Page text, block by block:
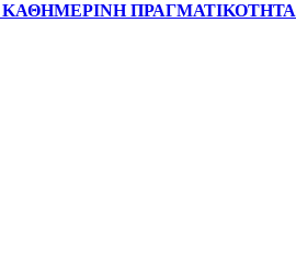
ΠΡΑΓΜΑΤΙΚΟΤΗΤΑ